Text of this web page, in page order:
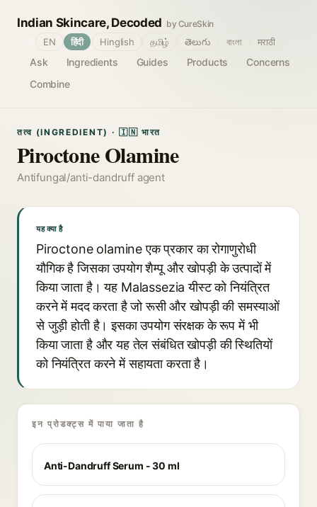
Indian Skincare, Decoded by CureSkin
Ask Ingredients Guides Products
Concerns
Combine
EN हिंदी Hinglish தமிழ் తెలుగు বাংলা मराठी
तत्व (INGREDIENT) · 🇮🇳 भारत
Piroctone Olamine
Antifungal/anti-dandruff agent
यह क्या है
Piroctone olamine एक प्रकार का रोगाणुरोधी
यौगिक है जिसका उपयोग शैम्पू और खोपड़ी के उत्पादों में
किया जाता है। यह Malassezia यीस्ट को नियंत्रित
करने में मदद करता है जो रूसी और खोपड़ी की समस्याओं
से जुड़ी होती है। इसका उपयोग संरक्षक के रूप में भी
किया जाता है और यह तेल संबंधित खोपड़ी की स्थितियों
को नियंत्रित करने में सहायता करता है।
इन प्रोडक्ट्स में पाया जाता है
Anti-Dandruff Serum - 30 ml